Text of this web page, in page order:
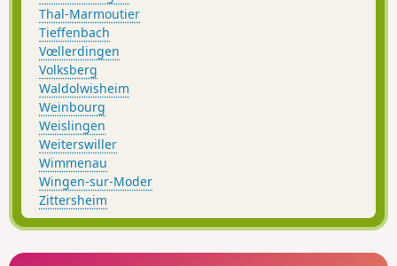
Thal-Marmoutier
Tieffenbach
Vœllerdingen
Volksberg
Waldolwisheim
Weinbourg
Weislingen
Weiterswiller
Wimmenau
Wingen-sur-Moder
Zittersheim